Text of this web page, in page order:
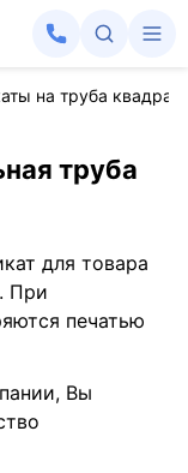
на труба
труба
для товара
При
печатью
Вы